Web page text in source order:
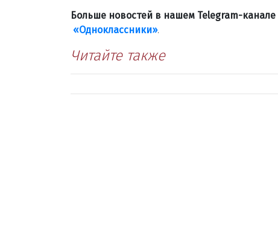
Больше новостей в нашем Telegram-канале
«Одноклассники».
Читайте также